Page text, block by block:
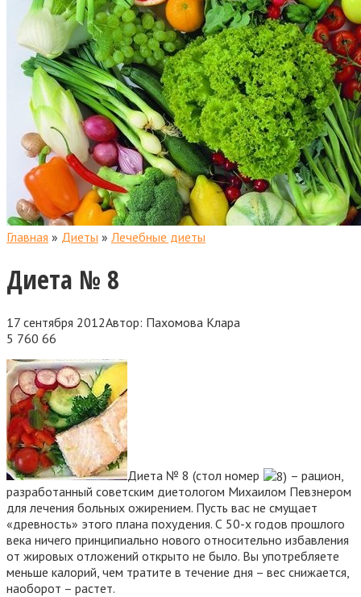
Главная » Диеты » Лечебные диеты
Диета № 8
17 сентября 2012Автор: Пахомова Клара
5 760 66
Диета № 8 (стол номер
– рацион,
разработанный советским диетологом Михаилом Певзнером
для лечения больных ожирением. Пусть вас не смущает
«древность» этого плана похудения. С 50-х годов прошлого
века ничего принципиально нового относительно избавления
от жировых отложений открыто не было. Вы употребляете
меньше калорий, чем тратите в течение дня – вес снижается,
наоборот – растет.